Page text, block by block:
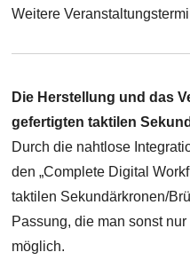
Weitere
Die Herstellung und das
gefertigten taktilen
Durch die nahtlose
den „Complete Digital
taktilen Sekundärkronen/
Passung, die man sonst
möglich.